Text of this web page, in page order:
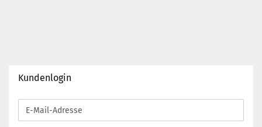
Kundenlogin
E-
Mail-